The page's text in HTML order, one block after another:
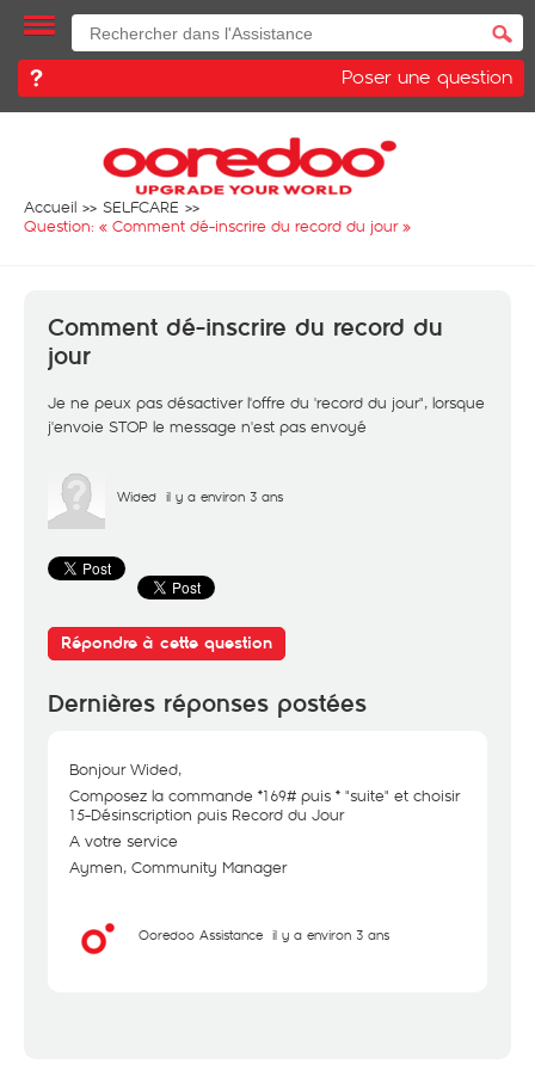
Poser une question
Accueil
SELFCARE
Question: « Comment dé-inscrire du record du jour»
Comment dé-inscrire du record du
jour
Je ne peux pas désactiver l'offre du 'record du jour", lorsque
j'envoie STOP le message n'est pas envoyé
Wided il y a environ 3 ans
Répondre à cette question
Dernières réponses postées
Bonjour Wided,
Composez la commande *169# puis * "suite" et choisir
15-Désinscription puis Record du Jour
A votre service
Aymen, Community Manager
Ooredoo Assistance il y a environ 3 ans